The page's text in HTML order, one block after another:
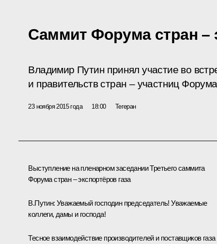
Саммит Форума стран –
Владимир Путин принял участие во
и правительств стран – участниц
23 ноября 2015 года 18:00 Тегеран
Выступление на пленарном заседании Третьего саммита
Форума стран – экспортёров газа
В.Путин: Уважаемый господин председатель! Уважаемые
коллеги, дамы и господа!
Тесное взаимодействие производителей и поставщиков газа